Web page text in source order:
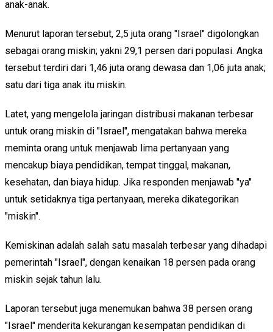
anak-anak.
Menurut laporan tersebut, 2,5 juta orang "Israel" digolongkan
sebagai orang miskin; yakni 29,1 persen dari populasi. Angka
tersebut terdiri dari 1,46 juta orang dewasa dan 1,06 juta anak;
satu dari tiga anak itu miskin.
Latet, yang mengelola jaringan distribusi makanan terbesar
untuk orang miskin di "Israel", mengatakan bahwa mereka
meminta orang untuk menjawab lima pertanyaan yang
mencakup biaya pendidikan, tempat tinggal, makanan,
kesehatan, dan biaya hidup. Jika responden menjawab "ya"
untuk setidaknya tiga pertanyaan, mereka dikategorikan
"miskin".
Kemiskinan adalah salah satu masalah terbesar yang dihadapi
pemerintah "Israel", dengan kenaikan 18 persen pada orang
miskin sejak tahun lalu.
Laporan tersebut juga menemukan bahwa 38 persen orang
"Israel" menderita kekurangan kesempatan pendidikan di